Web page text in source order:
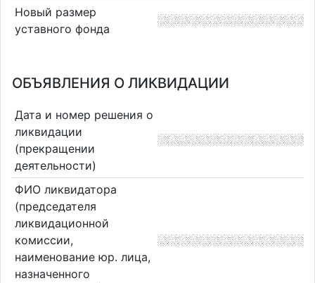
Новый размер
уставного фонда
ОБЪЯВЛЕНИЯ О ЛИКВИДАЦИИ
Дата и номер решения о
ликвидации
(прекращении
деятельности)
ФИО ликвидатора
(председателя
ликвидационной
комиссии,
наименование юр. лица,
назначенного